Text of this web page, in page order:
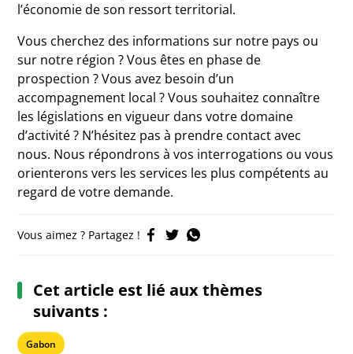
l’économie de son ressort territorial.
Vous cherchez des informations sur notre pays ou
sur notre région ? Vous êtes en phase de
prospection ? Vous avez besoin d’un
accompagnement local ? Vous souhaitez connaître
les législations en vigueur dans votre domaine
d’activité ? N’hésitez pas à prendre contact avec
nous. Nous répondrons à vos interrogations ou vous
orienterons vers les services les plus compétents au
regard de votre demande.
Vous aimez ? Partagez !
Cet article est lié aux thèmes
suivants :
Gabon